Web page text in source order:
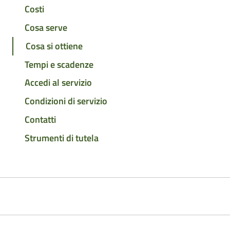
Costi
Cosa serve
Cosa si ottiene
Tempi e scadenze
Accedi al servizio
Condizioni di servizio
Contatti
Strumenti di tutela